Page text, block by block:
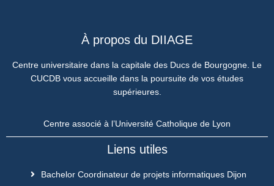
À propos du DIIAGE
Centre universitaire dans la capitale des Ducs de Bourgogne. Le
CUCDB vous accueille dans la poursuite de vos études
supérieures.
Centre associé à l’Université Catholique de Lyon
Liens utiles
Bachelor Coordinateur de projets informatiques Dijon